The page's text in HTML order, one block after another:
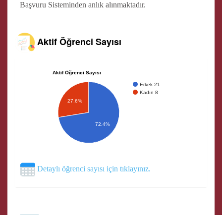
Başvuru Sisteminden anlık alınmaktadır.
Aktif Öğrenci Sayısı
Aktif Öğrenci Sayısı
Erkek 21
Kadın 8
27.6%
72.4%
Detaylı öğrenci sayısı için tıklayınız.